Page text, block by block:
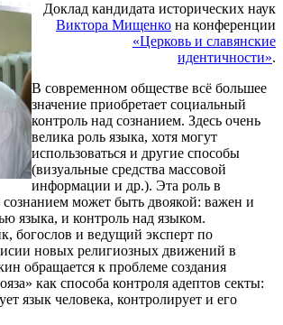
Доклад кандидата исторических наук
Виктора Мищенко на конференции
«Церковь и славянские
идентичности».
В современном обществе всё большее
значение приобретает социальный
контроль над сознанием. Здесь очень
велика роль языка, хотя могут
использоваться и другие способы
(визуальные средства массовой
информации и др.). Эта роль в
может быть двоякой: важен и
языка, и контроль над языком.
богослов и ведущий эксперт по
новых религиозных движений в
обращается к проблеме создания
как способа контроля адептов секты:
язык человека, контролирует и его